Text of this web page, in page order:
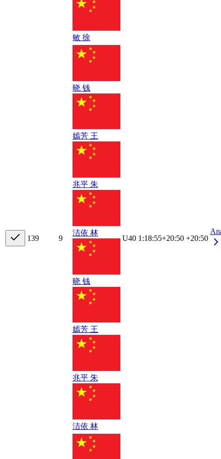
敏 徐
139 9
晓 钱
嫣芳 王
兆平 朱
洁依 林
晓 钱
嫣芳 王
兆平 朱
洁依 林
U40 1:18:55+20:50 +20:50